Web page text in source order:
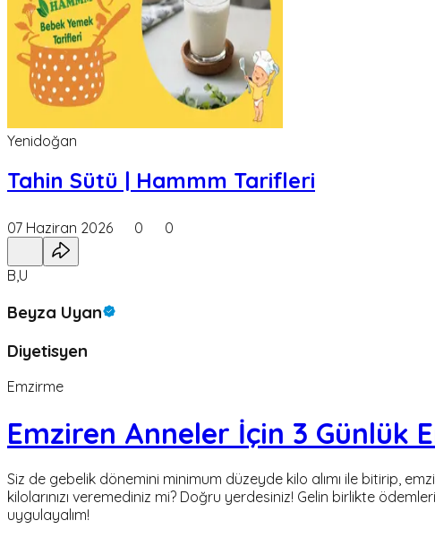
Yenidoğan
Tahin Sütü | Hammm Tarifleri
07 Haziran 2026 0 0
B,U
Beyza Uyan
Diyetisyen
Emzirme
Emziren Anneler İçin 3 Günlük
Siz de gebelik dönemini minimum düzeyde kilo alımı ile bitirip,
kilolarınızı veremediniz mi? Doğru yerdesiniz! Gelin birlikte
uygulayalım!